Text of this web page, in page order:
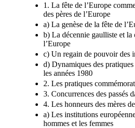
1. La fête de l’Europe
des pères de l’Europe
a) La genèse de la fête de
b) La décennie gaulliste et la
l’Europe
c) Un regain de pouvoir des
d) Dynamiques des
les années 1980
2. Les pratiques
3. Concurrences des passés
4. Les honneurs des mères
a) Les institutions
hommes et les femmes